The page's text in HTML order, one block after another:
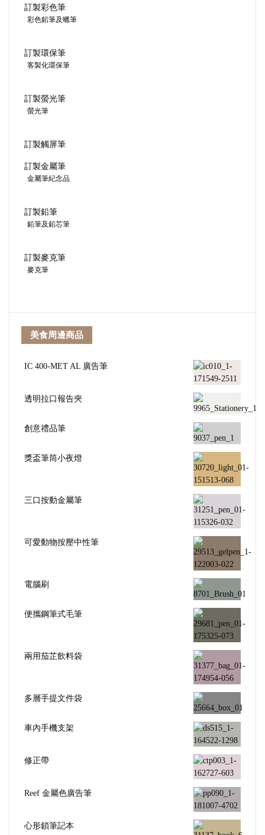
訂製彩色筆
彩色鉛筆及蠟筆
訂製環保筆
客製化環保筆
訂製螢光筆
螢光筆
訂製觸屏筆
訂製金屬筆
金屬筆紀念品
訂製鉛筆
鉛筆及鉛芯筆
訂製麥克筆
麥克筆
美食周邊商品
IC 400-MET AL 廣告筆
透明拉口報告夾
創意禮品筆
獎盃筆筒小夜燈
三口按動金屬筆
可愛動物按壓中性筆
電腦刷
便攜鋼筆式毛筆
兩用茄芷飲料袋
多層手提文件袋
車內手機支架
修正帶
Reef 金屬色廣告筆
心形鎖筆記本